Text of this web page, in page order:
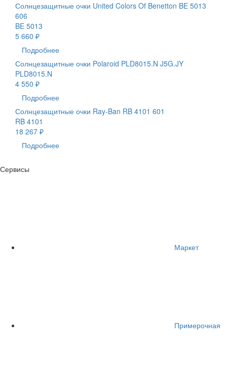
Солнцезащитные очки United Colors Of Benetton BE 5013
606
BE 5013
5 660 ₽
Подробнее
Солнцезащитные очки Polaroid PLD8015.N J5G.JY
PLD8015.N
4 550 ₽
Подробнее
Солнцезащитные очки Ray-Ban RB 4101 601
RB 4101
18 267 ₽
Подробнее
Сервисы
Маркет
Примерочная